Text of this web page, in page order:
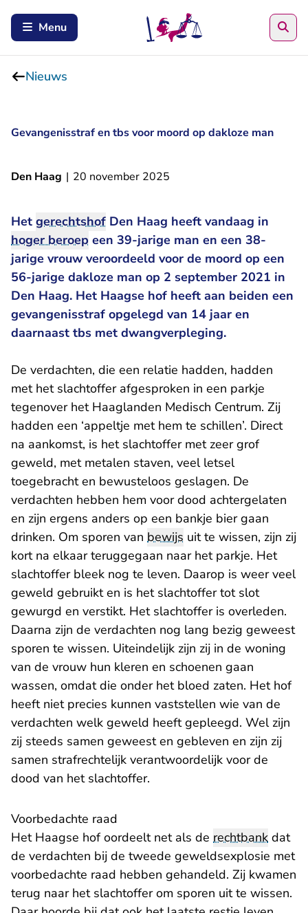
Menu
Nieuws
Gevangenisstraf en tbs voor moord op dakloze man
Den Haag | 20 november 2025
Het gerechtshof Den Haag heeft vandaag in
hoger beroep een 39-jarige man en een 38-
jarige vrouw veroordeeld voor de moord op een
56-jarige dakloze man op 2 september 2021 in
Den Haag. Het Haagse hof heeft aan beiden een
gevangenisstraf opgelegd van 14 jaar en
daarnaast tbs met dwangverpleging.
De verdachten, die een relatie hadden, hadden
met het slachtoffer afgesproken in een parkje
tegenover het Haaglanden Medisch Centrum. Zij
hadden een ‘appeltje met hem te schillen’. Direct
na aankomst, is het slachtoffer met zeer grof
geweld, met metalen staven, veel letsel
toegebracht en bewusteloos geslagen. De
verdachten hebben hem voor dood achtergelaten
en zijn ergens anders op een bankje bier gaan
drinken. Om sporen van bewijs uit te wissen, zijn zij
kort na elkaar teruggegaan naar het parkje. Het
slachtoffer bleek nog te leven. Daarop is weer veel
geweld gebruikt en is het slachtoffer tot slot
gewurgd en verstikt. Het slachtoffer is overleden.
Daarna zijn de verdachten nog lang bezig geweest
sporen te wissen. Uiteindelijk zijn zij in de woning
van de vrouw hun kleren en schoenen gaan
wassen, omdat die onder het bloed zaten. Het hof
heeft niet precies kunnen vaststellen wie van de
verdachten welk geweld heeft gepleegd. Wel zijn
zij steeds samen geweest en gebleven en zijn zij
samen strafrechtelijk verantwoordelijk voor de
dood van het slachtoffer.
Voorbedachte raad
Het Haagse hof oordeelt net als de rechtbank dat
de verdachten bij de tweede geweldsexplosie met
voorbedachte raad hebben gehandeld. Zij kwamen
terug naar het slachtoffer om sporen uit te wissen.